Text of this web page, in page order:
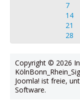
7
14
21
28
Copyright © 2026
Joomla! ist freie,
Software.